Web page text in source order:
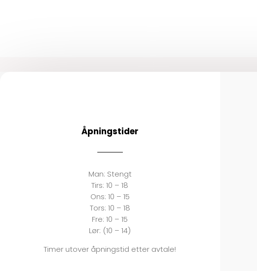
Åpningstider
Man: Stengt
Tirs:10 – 18
Ons: 10 – 15
Tors: 10 – 18
Fre:10 – 15
Lør: (10 – 14)
Timer utover åpningstid etter avtale!